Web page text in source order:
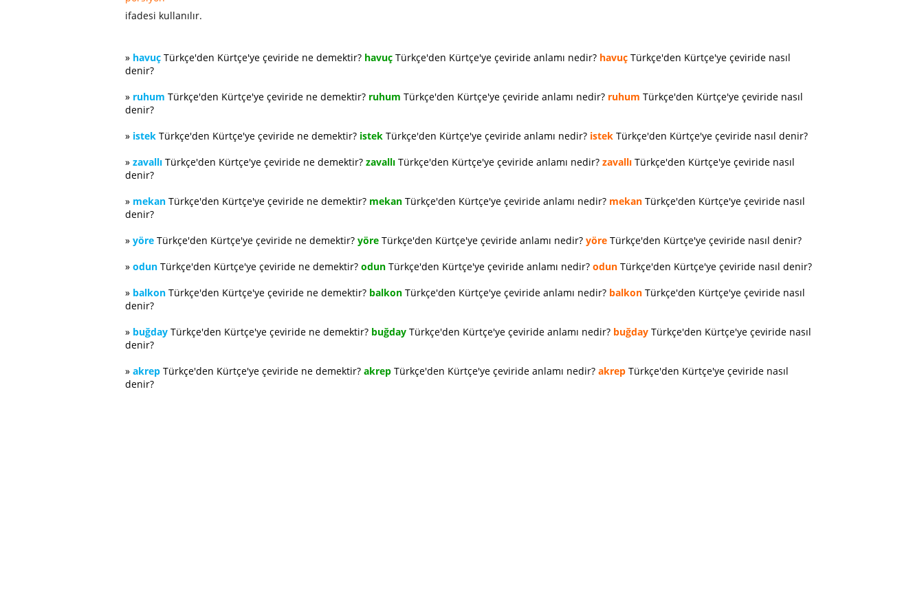
ifadesi kullanılır.
» havuç Türkçe'den Kürtçe'ye çeviride ne demektir? havuç Türkçe'den Kürtçe'ye çeviride anlamı nedir? havuç Türkçe'den Kürtçe'ye çeviride nasıl
denir?
» ruhum Türkçe'den Kürtçe'ye çeviride ne demektir? ruhum Türkçe'den Kürtçe'ye çeviride anlamı nedir? ruhum Türkçe'den Kürtçe'ye çeviride nasıl
denir?
» istek Türkçe'den Kürtçe'ye çeviride ne demektir? istek Türkçe'den Kürtçe'ye çeviride anlamı nedir? istek Türkçe'den Kürtçe'ye çeviride nasıl denir?
» zavallı Türkçe'den Kürtçe'ye çeviride ne demektir? zavallı Türkçe'den Kürtçe'ye çeviride anlamı nedir? zavallı Türkçe'den Kürtçe'ye çeviride nasıl
denir?
» mekan Türkçe'den Kürtçe'ye çeviride ne demektir? mekan Türkçe'den Kürtçe'ye çeviride anlamı nedir? mekan Türkçe'den Kürtçe'ye çeviride nasıl
denir?
» yöre Türkçe'den Kürtçe'ye çeviride ne demektir? yöre Türkçe'den Kürtçe'ye çeviride anlamı nedir? yöre Türkçe'den Kürtçe'ye çeviride nasıl denir?
» odun Türkçe'den Kürtçe'ye çeviride ne demektir? odun Türkçe'den Kürtçe'ye çeviride anlamı nedir? odun Türkçe'den Kürtçe'ye çeviride nasıl denir?
» balkon Türkçe'den Kürtçe'ye çeviride ne demektir? balkon Türkçe'den Kürtçe'ye çeviride anlamı nedir? balkon Türkçe'den Kürtçe'ye çeviride nasıl
denir?
» buğday Türkçe'den Kürtçe'ye çeviride ne demektir? buğday Türkçe'den Kürtçe'ye çeviride anlamı nedir? buğday Türkçe'den Kürtçe'ye çeviride nasıl
denir?
» akrep Türkçe'den Kürtçe'ye çeviride ne demektir? akrep Türkçe'den Kürtçe'ye çeviride anlamı nedir? akrep Türkçe'den Kürtçe'ye çeviride nasıl
denir?